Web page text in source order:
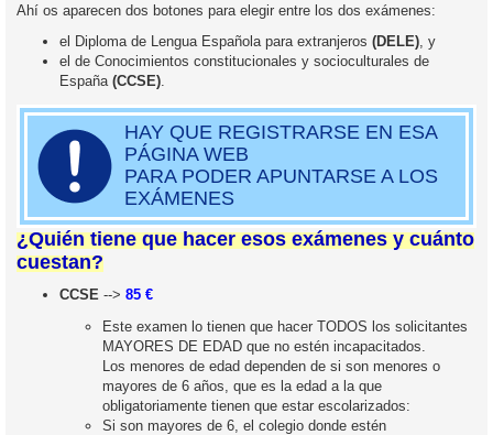
Ahí os aparecen dos botones para elegir entre los dos exámenes:
el Diploma de Lengua Española para extranjeros (DELE), y
el de Conocimientos constitucionales y socioculturales de
España (CCSE).
HAY QUE REGISTRARSE EN ESA
PÁGINA WEB
PARA PODER APUNTARSE A LOS
EXÁMENES
¿Quién tiene que hacer esos exámenes y cuánto
cuestan?
CCSE --> 85 €
Este examen lo tienen que hacer TODOS los solicitantes
MAYORES DE EDAD que no estén incapacitados.
Los menores de edad dependen de si son menores o
mayores de 6 años, que es la edad a la que
obligatoriamente tienen que estar escolarizados:
Si son mayores de 6, el colegio donde estén